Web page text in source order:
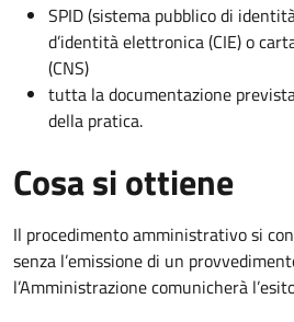
SPID (sistema pubblico di
d’identità elettronica (CIE) o
(CNS)
tutta la documentazione
della pratica.
Cosa si ottiene
Il procedimento amministrativo si
senza l’emissione di un
l’Amministrazione comunicherà